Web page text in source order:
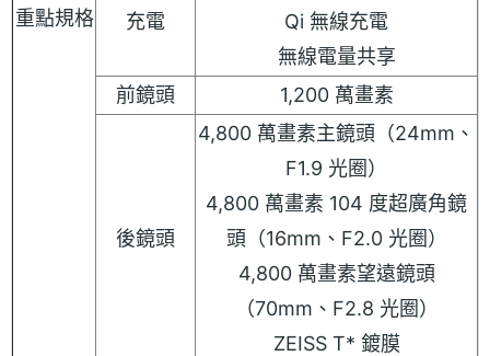
重點規格 充電
Qi 無線充電
無線電量共享
前鏡頭
1,200 萬畫素
後鏡頭
4,800 萬畫素主鏡頭（24mm、
F1.9 光圈）
4,800 萬畫素 104 度超廣角鏡
頭（16mm、F2.0 光圈）
4,800 萬畫素望遠鏡頭
（70mm、F2.8 光圈）
ZEISS T* 鍍膜